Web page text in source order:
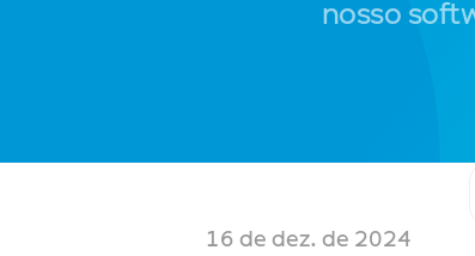
nosso
16 de dez. de 2024